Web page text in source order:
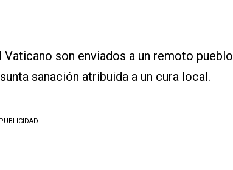
son enviados a un remoto pueblo
sanación atribuida a un cura local.
PUBLICIDAD